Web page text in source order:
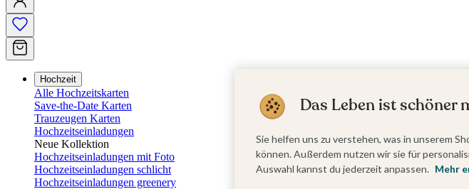
Hochzeit
Alle Hochzeitskarten
Save-the-Date Karten
Trauzeugen Karten
Hochzeitseinladungen
Neue Kollektion
Hochzeitseinladungen mit Foto
Hochzeitseinladungen schlicht
Hochzeitseinladungen greenery
Das Leben ist schöner
Sie helfen uns zu verstehen, was in unserem
können. Außerdem nutzen wir sie für
Auswahl kannst du jederzeit anpassen. Mehr